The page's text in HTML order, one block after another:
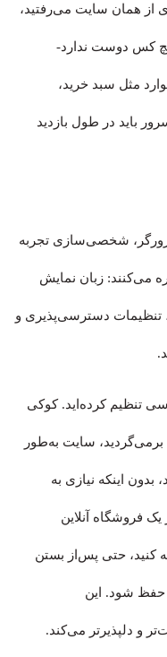
از همان سایت می‌رفتید،
کس دوست ندارد-
مثل سبد خرید،
باید در طول بازدید
شخصی‌سازی تجربه
می‌کنند: زبان نمایش
تنظیمات دسترسی‌پذیری و
تنظیم کرده‌اید. کوکی
برمی‌گردید، سایت به‌طور
اینکه نیازی به
یک فروشگاه آنلاین
کنید، حتی پس‌از بستن
شود. این
و دلپذیرتر می‌کند.